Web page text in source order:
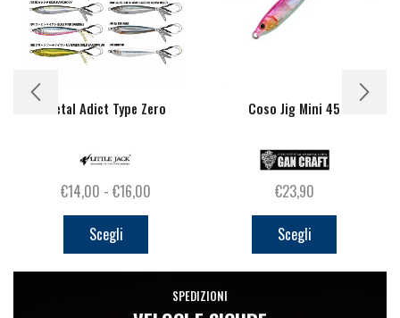
Metal Adict Type Zero
€14,00 - €16,00
€14,00
Scegli
Questo
ha
più
varianti.
Coso Jig Mini 45
€23,90
Scegli
Questo
ha
più
SPEDIZIONI